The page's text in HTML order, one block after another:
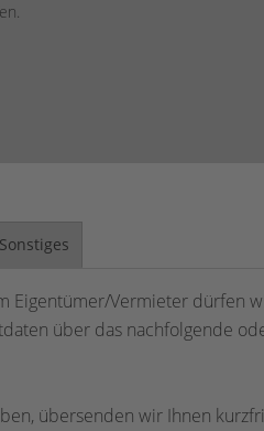
Sonstiges
Eigentümer/Vermieter dürfen
über das nachfolgende
übersenden wir Ihnen